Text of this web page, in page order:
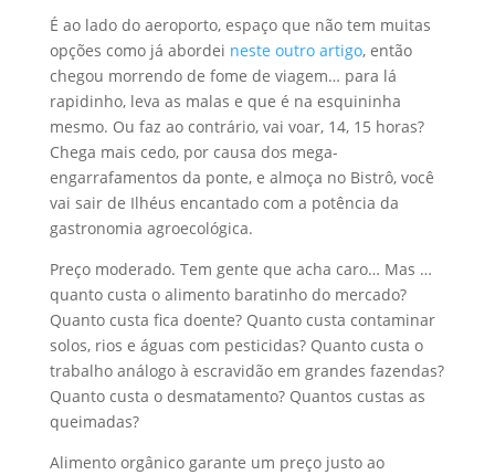
É ao lado do aeroporto, espaço que não tem muitas
opções como já abordei neste outro artigo, então
chegou morrendo de fome de viagem… para lá
rapidinho, leva as malas e que é na esquininha
mesmo. Ou faz ao contrário, vai voar, 14, 15 horas?
Chega mais cedo, por causa dos mega-
engarrafamentos da ponte, e almoça no Bistrô, você
vai sair de Ilhéus encantado com a potência da
gastronomia agroecológica.
Preço moderado. Tem gente que acha caro… Mas …
quanto custa o alimento baratinho do mercado?
Quanto custa fica doente? Quanto custa contaminar
solos, rios e águas com pesticidas? Quanto custa o
trabalho análogo à escravidão em grandes fazendas?
Quanto custa o desmatamento? Quantos custas as
queimadas?
Alimento orgânico garante um preço justo ao